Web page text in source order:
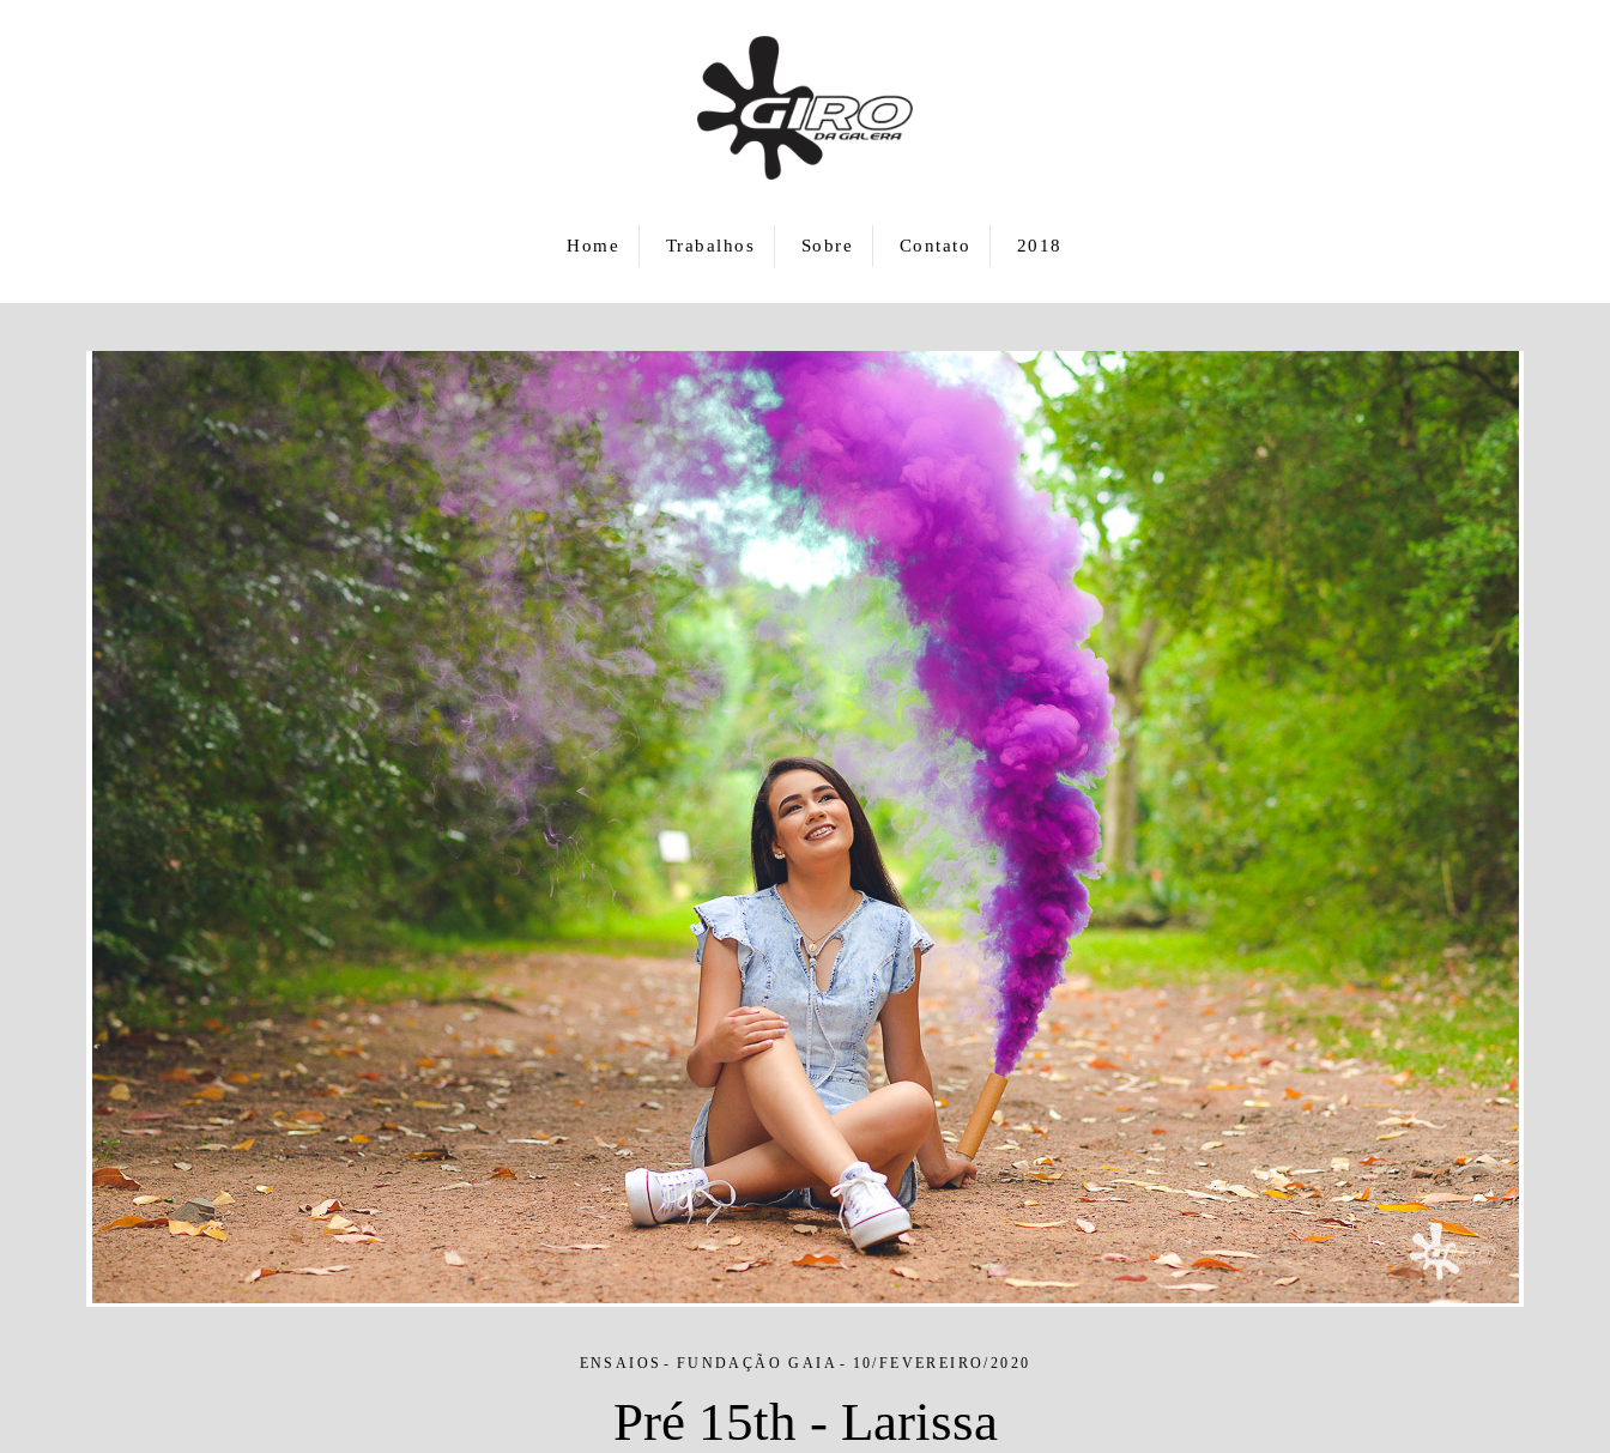
Home Trabalhos Sobre Contato 2018
ENSAIOS FUNDAÇÃO GAIA 10/FEVEREIRO/2020
Pré 15th - Larissa